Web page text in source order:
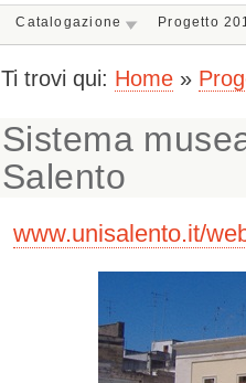
Catalogazione Progetto
Ti trovi qui: Home »
Sistema
Salento
www.unisalento.it/